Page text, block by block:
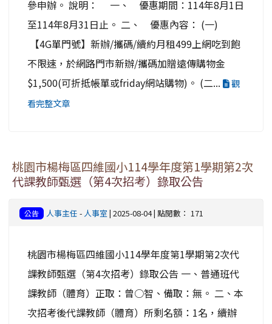
參申辦。 說明： 一、 優惠期間：114年8月1日
至114年8月31日止。 二、 優惠內容： (一)
【4G單門號】新辦/攜碼/續約月租499上網吃到飽
不限速，於網路門市新辦/攜碼加贈遠傳購物金
$1,500(可折抵帳單或friday網站購物)。 (二...
觀
看完整文章
桃園市楊梅區四維國小114學年度第1學期第2次
代課教師甄選（第4次招考）錄取公告
公告 人事主任 - 人事室 | 2025-08-04 | 點閱數： 171
桃園市楊梅區四維國小114學年度第1學期第2次代
課教師甄選（第4次招考）錄取公告 一、普通班代
課教師（體育）正取：曾○智、備取：無。 二、本
次招考後代課教師（體育）所剩名額：1名，續辦